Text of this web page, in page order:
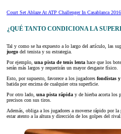
Court Set Ablaze At ATP Challenger In Casablanca 2016
¿QUÉ TANTO CONDICIONA LA
Tal y como se ha expuesto a lo largo del artículo, las
juego del tenista y su estrategia.
Por ejemplo, una pista de tenis lenta hace que los
serán más largos y requerirán un mayor desgaste físico.
Esto, por supuesto, favorece a los jugadores fondistas
batida por encima de cualquier otra superficie.
Por otro lado, una pista rápida y de hierba acorta los
precisos con sus tiros.
Además, obliga a los jugadores a moverse rápido por la
estar atento a la altura y dirección de los golpes del rival.